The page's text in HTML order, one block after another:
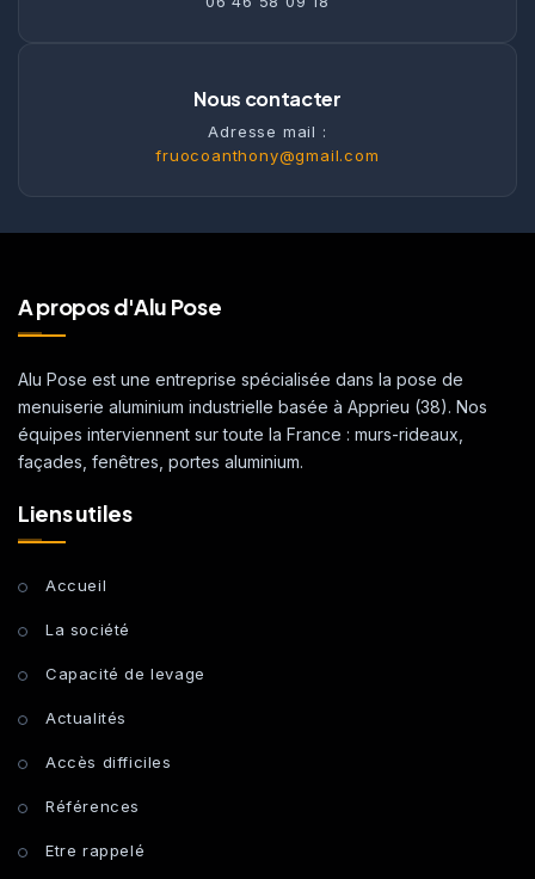
Nous contacter
Adresse mail :
fruocoanthony@gmail.com
A propos d'Alu Pose
Alu Pose est une entreprise spécialisée dans la pose de
menuiserie aluminium industrielle basée à Apprieu (38). Nos
équipes interviennent sur toute la France : murs-rideaux,
façades, fenêtres, portes aluminium.
Liens utiles
Accueil
La société
Capacité de levage
Actualités
Accès difficiles
Références
Etre rappelé